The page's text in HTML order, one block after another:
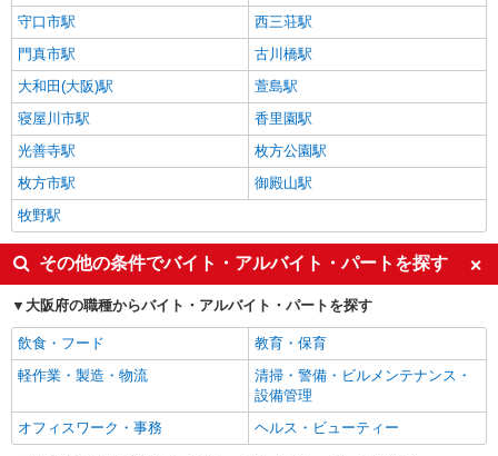
守口市駅
西三荘駅
門真市駅
古川橋駅
大和田(大阪)駅
萱島駅
寝屋川市駅
香里園駅
光善寺駅
枚方公園駅
枚方市駅
御殿山駅
牧野駅
その他の条件でバイト・アルバイト・パートを探す
大阪府の職種からバイト・アルバイト・パートを探す
飲食・フード
教育・保育
軽作業・製造・物流
清掃・警備・ビルメンテナンス・
設備管理
オフィスワーク・事務
ヘルス・ビューティー